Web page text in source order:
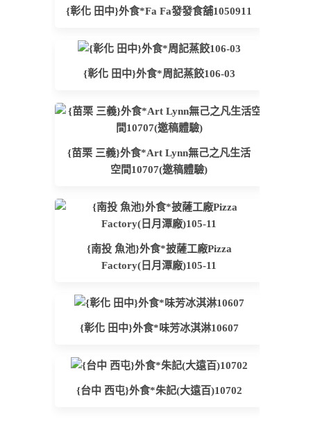
{彰化 田中}外食*Fa Fa發發食舖1050911
{彰化 田中}外食*周記蒸餃106-03
{苗栗 三義}外食*Art Lynn無己之凡生活
空間10707(邀稿體驗)
{南投 魚池}外食*披薩工廠Pizza
Factory(日月潭廠)105-11
{彰化 田中}外食*味芳冰淇淋10607
{台中 西屯}外食*朱記(大遠百)10702